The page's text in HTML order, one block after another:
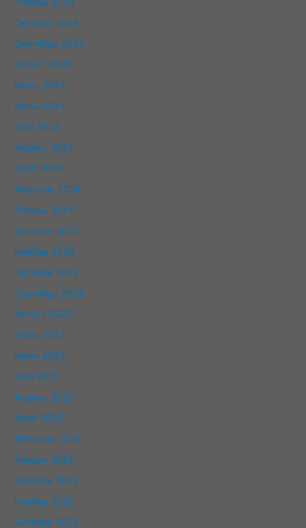
Октябрь 2024
Сентябрь 2024
Август 2024
Июль 2024
Июнь 2024
Май 2024
Апрель 2024
Март 2024
Февраль 2024
Январь 2024
Декабрь 2023
Ноябрь 2023
Октябрь 2023
Сентябрь 2023
Август 2023
Июль 2023
Июнь 2023
Май 2023
Апрель 2023
Март 2023
Февраль 2023
Январь 2023
Декабрь 2022
Ноябрь 2022
Октябрь 2022